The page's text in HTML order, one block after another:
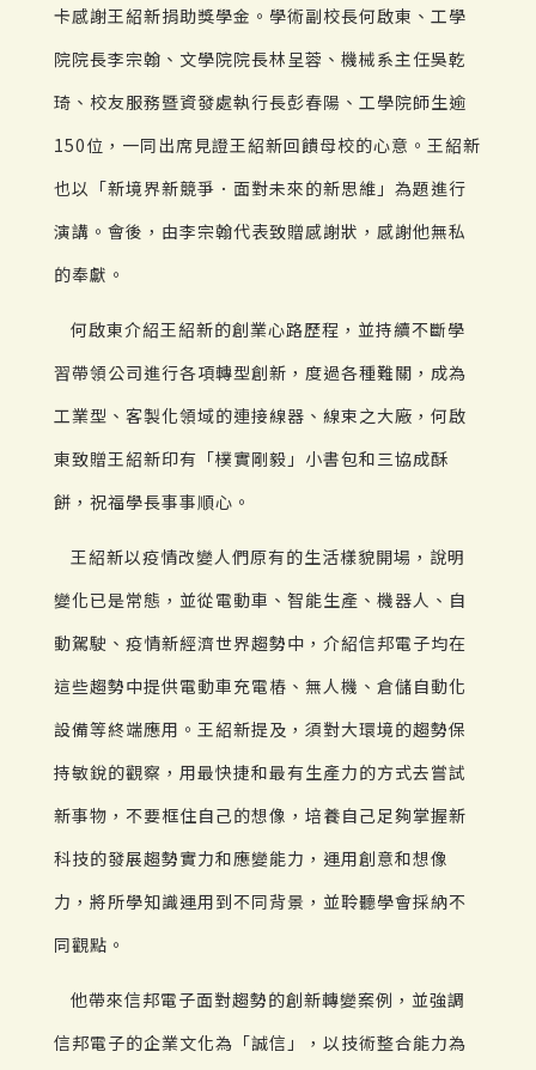
卡感謝王紹新捐助獎學金。學術副校長何啟東、工學
院院長李宗翰、文學院院長林呈蓉、機械系主任吳乾
琦、校友服務暨資發處執行長彭春陽、工學院師生逾
150位，一同出席見證王紹新回饋母校的心意。王紹新
也以「新境界新競爭．面對未來的新思維」為題進行
演講。會後，由李宗翰代表致贈感謝狀，感謝他無私
的奉獻。
何啟東介紹王紹新的創業心路歷程，並持續不斷學
習帶領公司進行各項轉型創新，度過各種難關，成為
工業型、客製化領域的連接線器、線束之大廠，何啟
東致贈王紹新印有「樸實剛毅」小書包和三協成酥
餅，祝福學長事事順心。
王紹新以疫情改變人們原有的生活樣貌開場，說明
變化已是常態，並從電動車、智能生產、機器人、自
動駕駛、疫情新經濟世界趨勢中，介紹信邦電子均在
這些趨勢中提供電動車充電樁、無人機、倉儲自動化
設備等終端應用。王紹新提及，須對大環境的趨勢保
持敏銳的觀察，用最快捷和最有生產力的方式去嘗試
新事物，不要框住自己的想像，培養自己足夠掌握新
科技的發展趨勢實力和應變能力，運用創意和想像
力，將所學知識運用到不同背景，並聆聽學會採納不
同觀點。
他帶來信邦電子面對趨勢的創新轉變案例，並強調
信邦電子的企業文化為「誠信」，以技術整合能力為